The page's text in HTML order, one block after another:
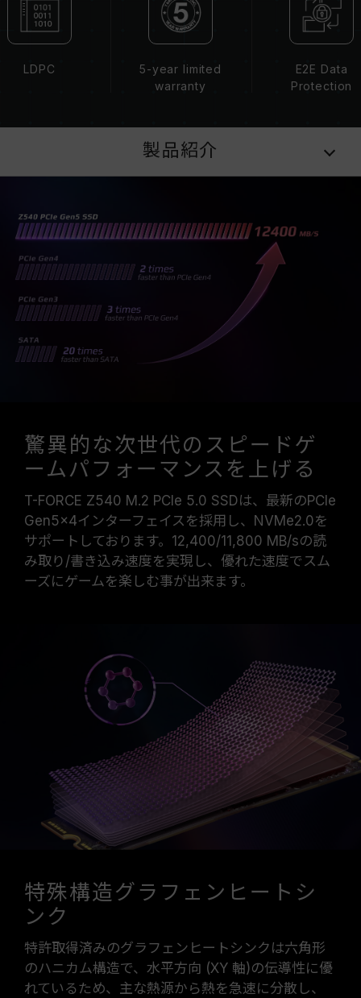
LDPC
5-year limited
warranty
E2E Data
Protection
製品紹介
驚異的な次世代のスピードゲ
ームパフォーマンスを上げる
T-FORCE Z540 M.2 PCIe 5.0 SSDは、最新のPCIe
Gen5x4インターフェイスを採用し、NVMe2.0を
サポートしております。12,400/11,800 MB/sの読
み取り/書き込み速度を実現し、優れた速度でスム
ーズにゲームを楽しむ事が出来ます。
特殊構造グラフェンヒートシ
ンク
特許取得済みのグラフェンヒートシンクは六角形
のハニカム構造で、水平方向 (XY 軸)の伝導性に優
れているため、主な熱源から熱を急速に分散し、